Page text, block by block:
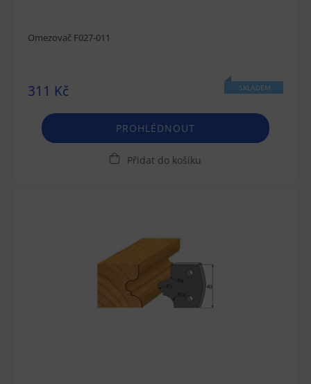
Omezovač F027-011
311 Kč SKLADEM
PROHLÉDNOUT
Přidat do košíku